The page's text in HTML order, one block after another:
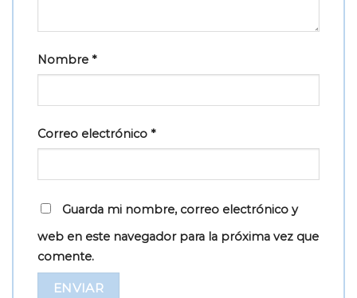
Nombre *
Correo electrónico *
Guarda mi nombre, correo electrónico y
web en este navegador para la próxima vez que
comente.